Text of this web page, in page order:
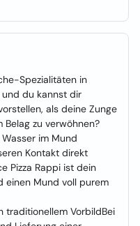
Spezialitäten in
und du kannst dir
als deine Zunge
zu verwöhnen?
im Mund
Kontakt direkt
Pizza Rappi ist dein
einen Mund voll purem
traditionellem VorbildBei